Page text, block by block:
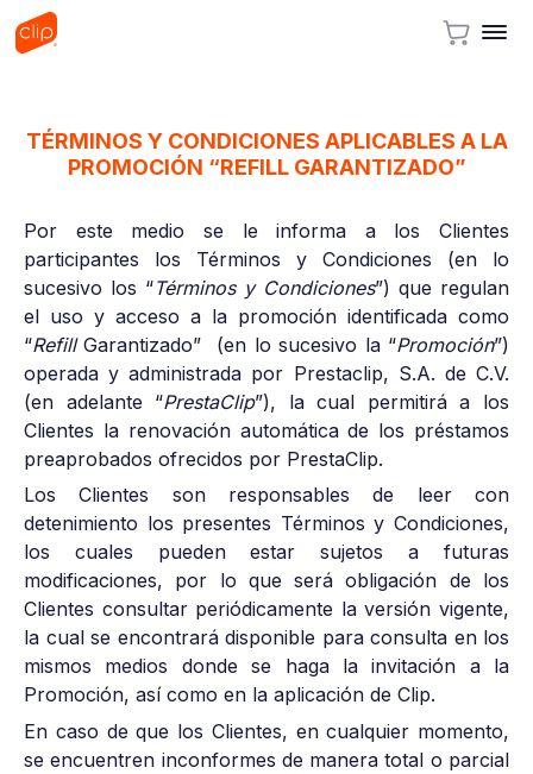
TÉRMINOS Y CONDICIONES APLICABLES A LA
PROMOCIÓN “REFILL GARANTIZADO”
Por este medio se le informa a los Clientes
participantes los Términos y Condiciones (en lo
sucesivo los “Términos y Condiciones”) que regulan
el uso y acceso a la promoción identificada como
“RefillGarantizado” (en lo sucesivo la “Promoción”)
operada y administrada por Prestaclip, S.A. de C.V.
(en adelante “PrestaClip”), la cual permitirá a los
Clientes la renovación automática de los préstamos
preaprobados ofrecidos por PrestaClip.
Los Clientes son responsables de leer con
detenimiento los presentes Términos y Condiciones,
los cuales pueden estar sujetos a futuras
modificaciones, por lo que será obligación de los
Clientes consultar periódicamente la versión vigente,
la cual se encontrará disponible para consulta en los
mismos medios donde se haga la invitación a la
Promoción, así como en la aplicación de Clip.
En caso de que los Clientes, en cualquier momento,
se encuentren inconformes de manera total o parcial